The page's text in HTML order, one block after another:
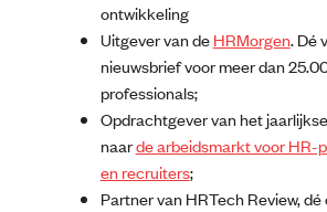
ontwikkeling
Uitgever van deHRMorgen. Dé
nieuwsbrief voor meer dan
professionals;
Opdrachtgever van het
naarde arbeidsmarkt voor HR-
en recruiters;
Partner van HRTech Review,